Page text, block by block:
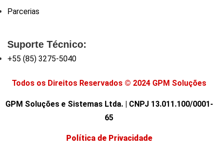
Parcerias
Suporte Técnico:
+55 (85) 3275-5040
Todos os Direitos Reservados © 2024 GPM Soluções
GPM Soluções e Sistemas Ltda. | CNPJ 13.011.100/0001-
65
Política de Privacidade